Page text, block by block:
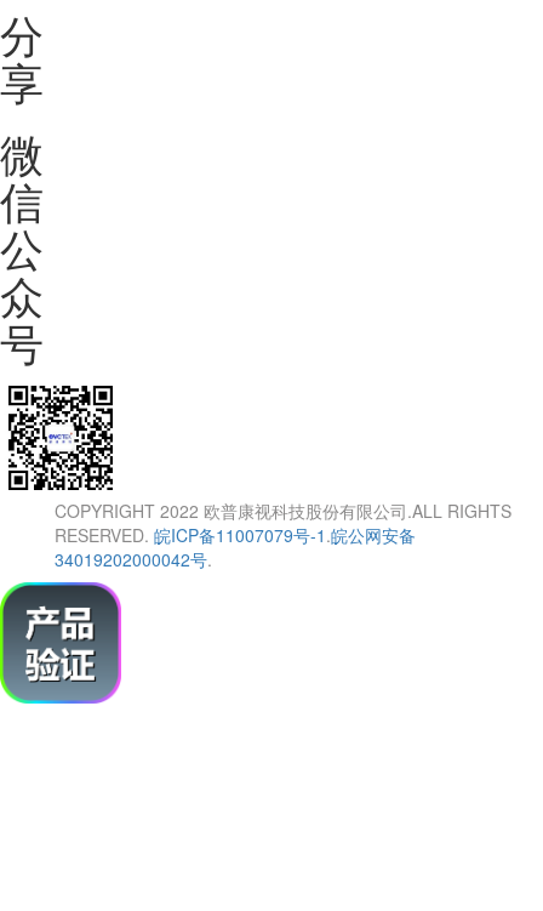
分
享
微
信
公
众
号
COPYRIGHT 2022 欧普康视科技股份有限公司.ALL RIGHTS
RESERVED. 皖ICP备11007079号-1 .皖公网安备
34019202000042号.